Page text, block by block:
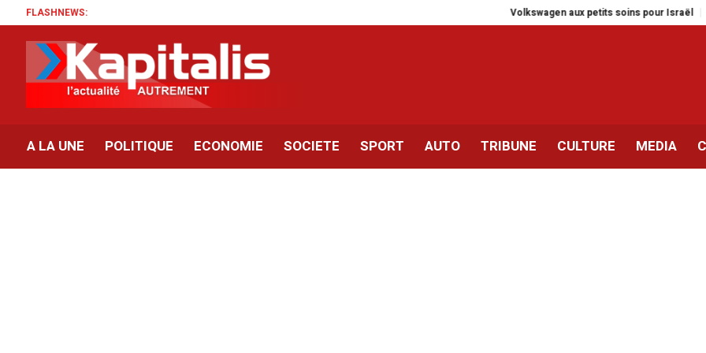
FLASHNEWS: Volkswagen aux petits soins pour Israël IACE |
A LA UNE POLITIQUE ECONOMIE SOCIETE SPORT AUTO TRIBUNE CULTURE MEDIA